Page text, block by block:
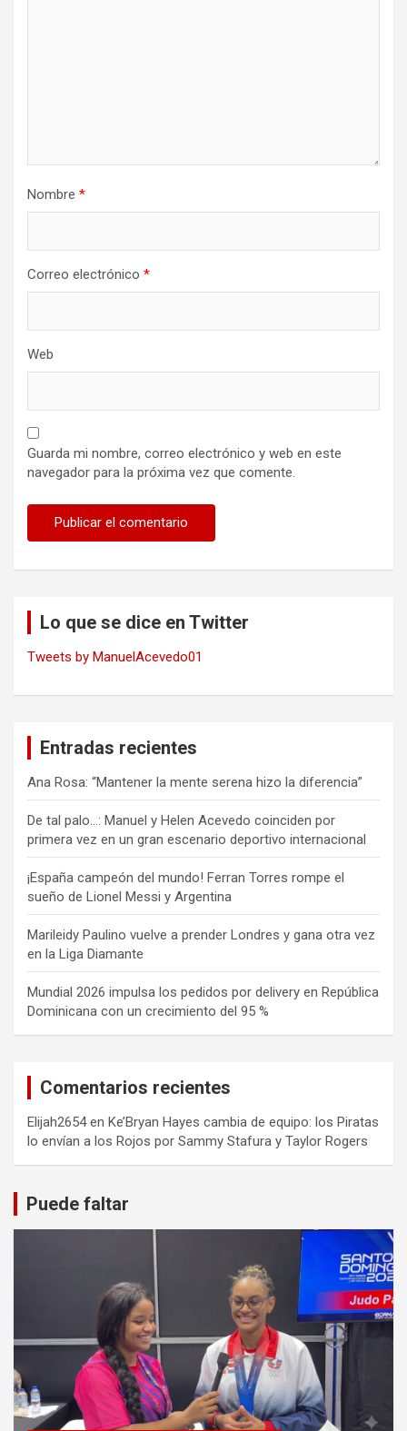
Nombre *
Correo electrónico *
Web
Guarda mi nombre, correo electrónico y web en este
navegador para la próxima vez que comente.
Lo que se dice en Twitter
Tweets by ManuelAcevedo01
Entradas recientes
Ana Rosa: “Mantener la mente serena hizo la diferencia”
De tal palo…: Manuel y Helen Acevedo coinciden por
primera vez en un gran escenario deportivo internacional
¡España campeón del mundo! Ferran Torres rompe el
sueño de Lionel Messi y Argentina
Marileidy Paulino vuelve a prender Londres y gana otra vez
en la Liga Diamante
Mundial 2026 impulsa los pedidos por delivery en República
Dominicana con un crecimiento del 95 %
Comentarios recientes
Elijah2654en Ke’Bryan Hayes cambia de equipo: los Piratas
lo envían a los Rojos por Sammy Stafura y Taylor Rogers
Puede faltar